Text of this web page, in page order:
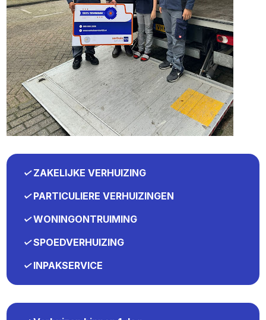
✓ZAKELIJKE VERHUIZING
✓PARTICULIERE VERHUIZINGEN
✓WONINGONTRUIMING
✓SPOEDVERHUIZING
✓INPAKSERVICE